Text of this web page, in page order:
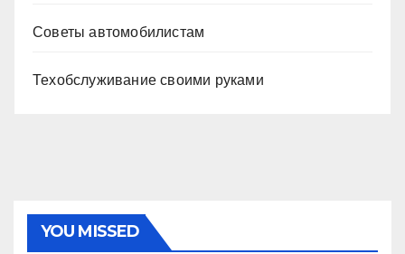
Советы автомобилистам
Техобслуживание своими руками
YOU MISSED